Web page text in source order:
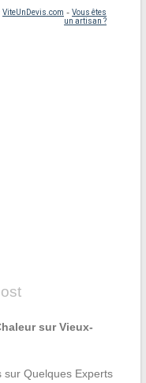
sur Vieux-
sur Quelques Experts